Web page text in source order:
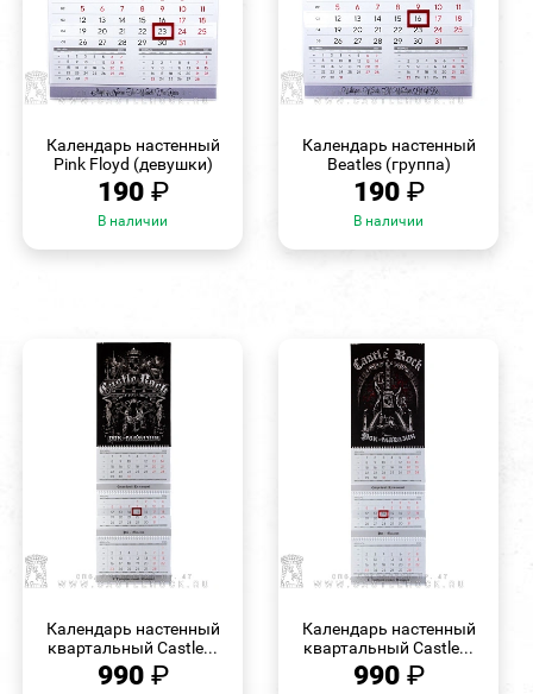
Календарь настенный
Pink Floyd (девушки)
190 ₽
В наличии
Календарь настенный
Beatles (группа)
190 ₽
В наличии
Календарь настенный
квартальный Castle...
990 ₽
Календарь настенный
квартальный Castle...
990 ₽